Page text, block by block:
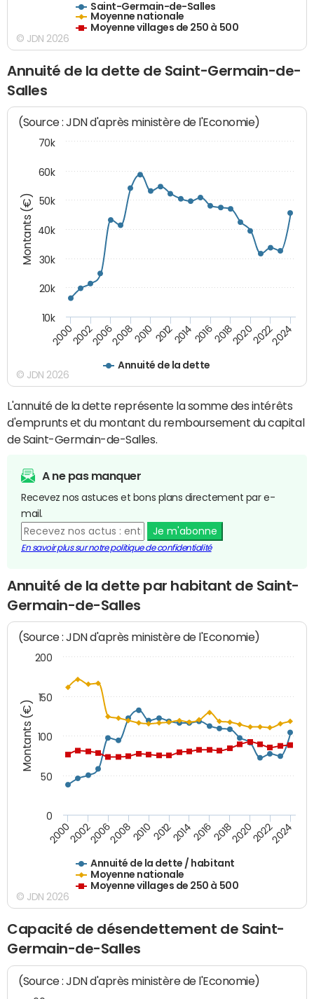
Saint-Germain-de-Salles
Moyenne nationale
Moyenne villages de 250 à 500
© JDN 2026
Annuité de la dette de Saint-Germain-de-
Salles
Montants (€)
(Source : JDN d'après ministère de l'Economie)
Annuité de la dette
20002002200620082010 2012201420162018202020222024
10k
20k
30k
40k
50k
60k
70k
© JDN 2026
L'annuité de la dette représente la somme des intérêts
d'emprunts et du montant du remboursement du capital
de Saint-Germain-de-Salles.
A ne pas manquer
Recevez nos astuces et bons plans directement par e-
mail.
Je m'abonne
En savoir plus sur notre politique de confidentialité
Annuité de la dette par habitant de Saint-
Germain-de-Salles
Montants (€)
(Source : JDN d'après ministère de l'Economie)
Annuité de la dette / habitant
Moyenne nationale
Moyenne villages de 250 à 500
200020022006200820102012201420162018202020222024
0
50
100
150
200
© JDN 2026
Capacité de désendettement de Saint-
Germain-de-Salles
(Source : JDN d'après ministère de l'Economie)